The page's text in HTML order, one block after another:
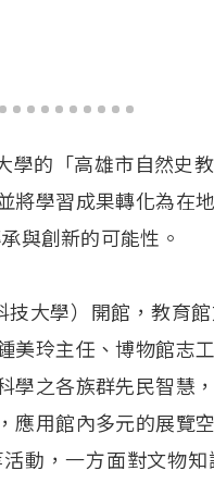
的「高雄市自然史
學習成果轉化為在
與創新的可能性。
大學）開館，教育
玲主任、博物館志
之各族群先民智慧
用館內多元的展覽
動，一方面對文物